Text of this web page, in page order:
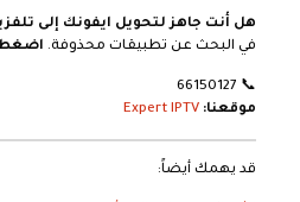
هل أنت جاهز لتحويل ايفونك إلى
في البحث عن تطبيقات محذوفة. اضغط
📞
66150127
موقعنا: Expert IPTV
قد يهمك أيضاً: